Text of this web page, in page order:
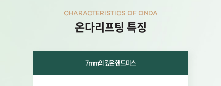
CHARACTERISTICS OF ONDA
온다리프팅 특징
7mm의 깊은 핸드피스